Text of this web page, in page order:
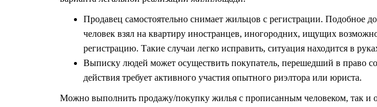
Продавец самостоятельно снимает жильцов с регистрации. Подобное
человек взял на квартиру иностранцев, иногородних, ищущих
регистрацию. Такие случаи легко исправить, ситуация находится в
Выписку людей может осуществить покупатель, перешедший в право
действия требует активного участия опытного риэлтора или юриста.
Можно выполнить продажу/покупку жилья с прописанным человеком, так и